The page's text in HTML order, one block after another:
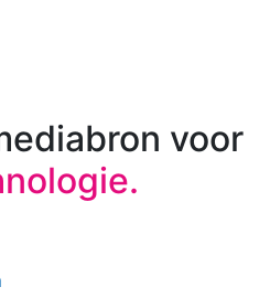
voor